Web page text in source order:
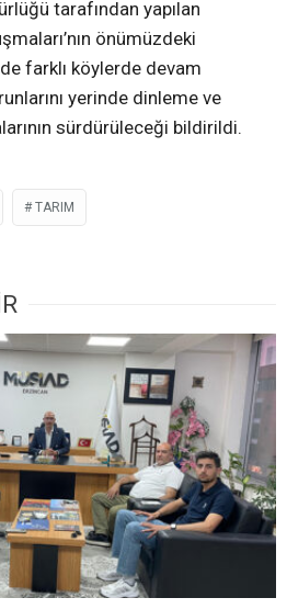
tarafından yapılan
önümüzdeki
farklı köylerde devam
yerinde dinleme ve
sürdürüleceği bildirildi.
TARIM